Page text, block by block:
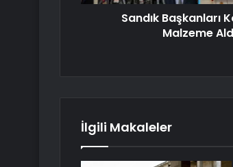
Sandık Başkanları
Malzeme
İlgili Makaleler